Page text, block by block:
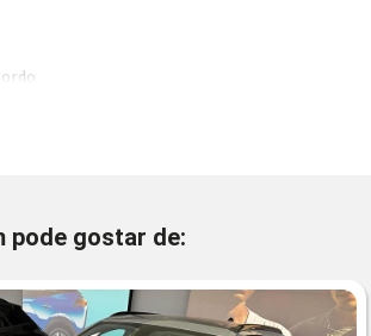
pode gostar de: